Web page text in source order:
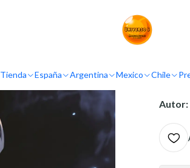
Tienda España Argentina Mexico Chile
Autor: